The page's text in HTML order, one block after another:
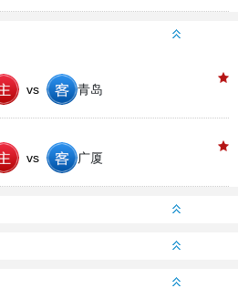
vs 青岛
vs 广厦